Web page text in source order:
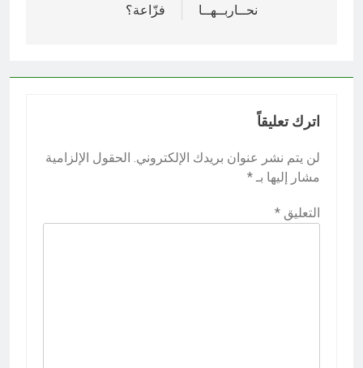
نحــاربــهــا
فزّاعة؟
اترك تعليقاً
لن يتم نشر عنوان بريدك الإلكتروني. الحقول الإلزامية
مشار إليها بـ *
التعليق *